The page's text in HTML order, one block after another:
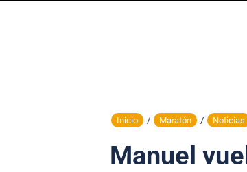
Inicio / Maratón / Noticias
Manuel